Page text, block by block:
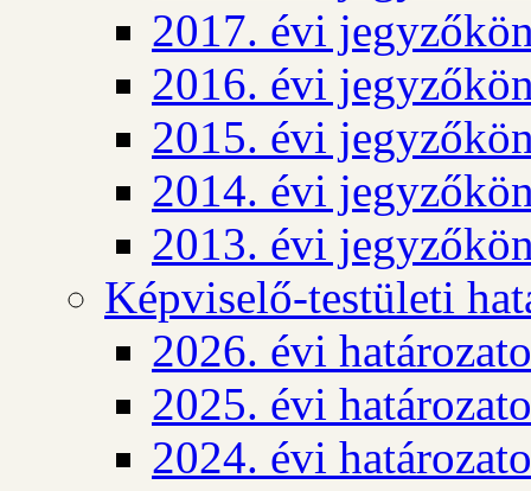
2017. évi
2016. évi
2015. évi
2014. évi
2013. évi
Képviselő-testületi
2026. évi
2025. évi
2024. évi